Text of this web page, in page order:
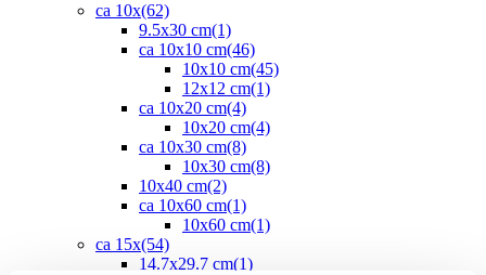
ca 10x(62)
9.5x30 cm(1)
ca 10x10 cm(46)
10x10 cm(45)
12x12 cm(1)
ca 10x20 cm(4)
10x20 cm(4)
ca 10x30 cm(8)
10x30 cm(8)
10x40 cm(2)
ca 10x60 cm(1)
10x60 cm(1)
ca 15x(54)
14.7x29.7 cm(1)